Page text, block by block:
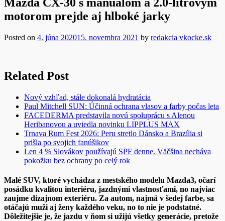
motorom prejde aj hlboké jarky
Posted on 4. júna 202015. novembra 2021 by redakcia vkocke.sk
Related Post
Nový vzhľad, stále dokonalá hydratácia
Paul Mitchell SUN: Účinná ochrana vlasov a farby počas leta
FACEDERMA predstavila novú spoluprácu s Alenou
Heribanovou a uviedla novinku LIPPLUS MAX
Trnava Rum Fest 2026: Peru stretlo Dánsko a Brazília si
prišla po svojich fanúšikov
Len 4 % Slovákov používajú SPF denne. Väčšina necháva
pokožku bez ochrany po celý rok
Malé SUV, ktoré vychádza z mestského modelu Mazda3, očarí
posádku kvalitou interiéru, jazdnými vlastnosťami, no najviac
zaujme dizajnom exteriéru. Za autom, najmä v šedej farbe, sa
otáčajú muži aj ženy každého veku, no to nie je podstatné.
Dôležitejšie je, že jazdu v ňom si užijú všetky generácie, pretože